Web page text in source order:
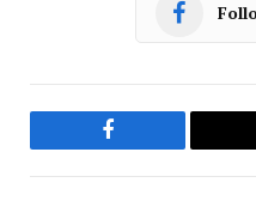
Facebook